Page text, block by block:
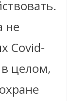
не
Covid-
целом,